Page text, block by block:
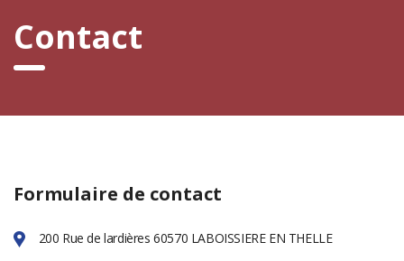
Contact
Formulaire de contact
200 Rue de lardières 60570 LABOISSIERE EN THELLE